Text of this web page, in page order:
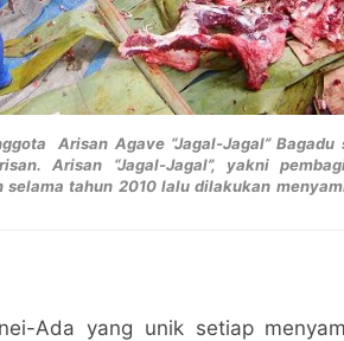
Arisan Agave “Jagal-Jagal”
Arisan “Jagal-Jagal”, yakni
tahun 2010 lalu dilakukan
Ada yang unik setiap